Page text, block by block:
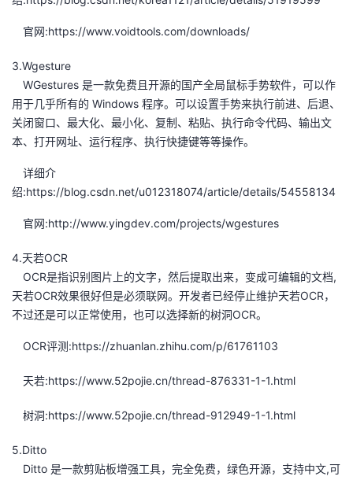
官网:https://www.voidtools.com/downloads/
3.Wgesture
WGestures 是一款免费且开源的国产全局鼠标手势软件，可以作
用于几乎所有的 Windows 程序。可以设置手势来执行前进、后退、
关闭窗口、最大化、最小化、复制、粘贴、执行命令代码、输出文
本、打开网址、运行程序、执行快捷键等等操作。
详细介
绍:https://blog.csdn.net/u012318074/article/details/54558134
官网:http://www.yingdev.com/projects/wgestures
4.天若OCR
OCR是指识别图片上的文字，然后提取出来，变成可编辑的文档,
天若OCR效果很好但是必须联网。开发者已经停止维护天若OCR，
不过还是可以正常使用，也可以选择新的树洞OCR。
OCR评测:https://zhuanlan.zhihu.com/p/61761103
天若:https://www.52pojie.cn/thread-876331-1-1.html
树洞:https://www.52pojie.cn/thread-912949-1-1.html
5.Ditto
Ditto 是一款剪贴板增强工具，完全免费，绿色开源，支持中文,可